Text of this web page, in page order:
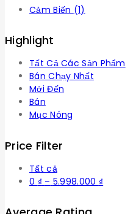
Cảm Biến (1)
Highlight
Tất Cả Các Sản Phẩm
Bán Chạy Nhất
Mới Đến
Bán
Mục Nóng
Price Filter
Tất cả
0 ₫ – 5.998.000 ₫